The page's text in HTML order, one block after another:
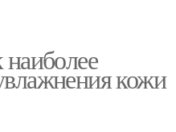
кожи